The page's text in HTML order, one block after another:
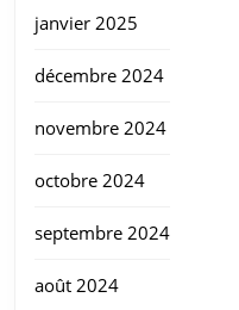
janvier 2025
décembre 2024
novembre 2024
octobre 2024
septembre 2024
août 2024